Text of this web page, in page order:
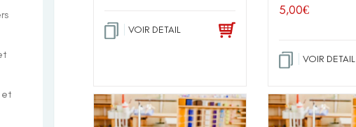
VOIR DETAIL
5,00€
VOIR DETAIL
et